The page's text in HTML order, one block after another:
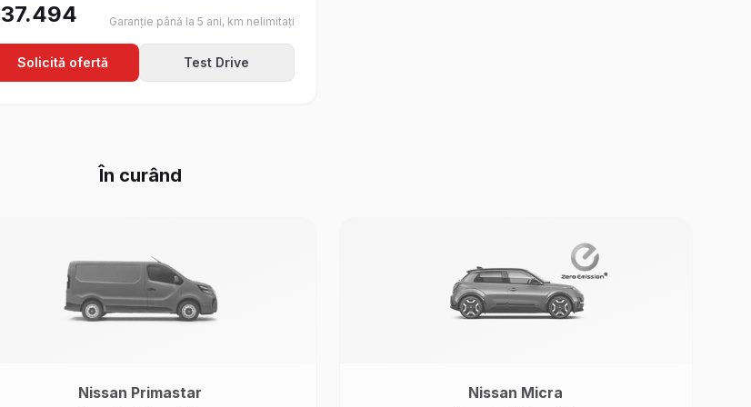
37.494 Garanție până la 5 ani, km nelimitați
Solicită ofertă Test Drive
În curând
Nissan Primastar Nissan Micra